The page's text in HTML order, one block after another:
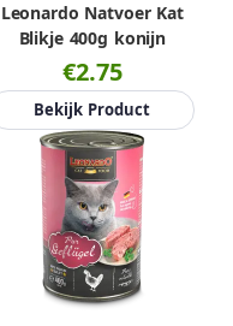
Leonardo Natvoer Kat
Blikje 400g konijn
€2.75
Bekijk Product